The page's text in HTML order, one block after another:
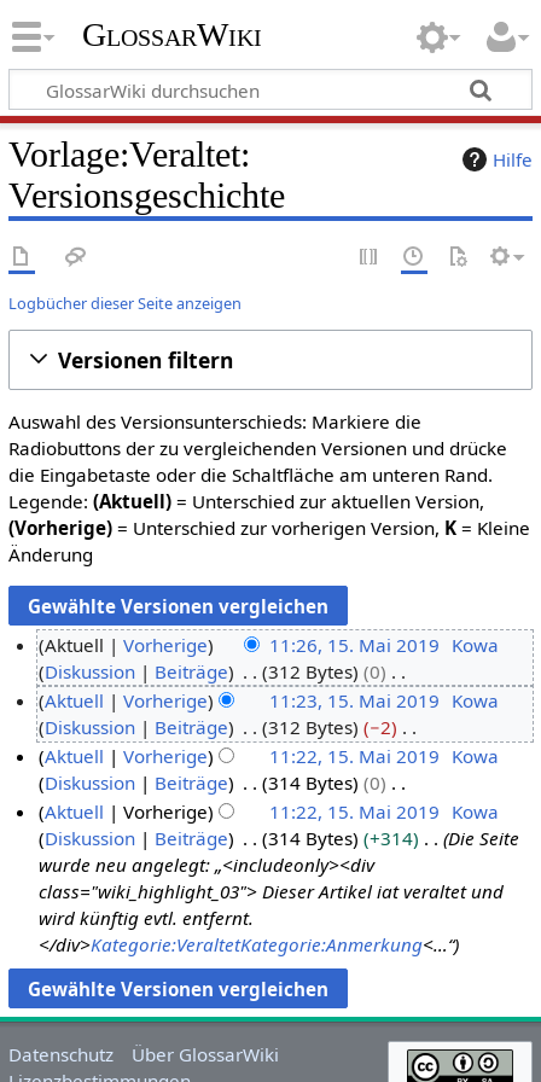
GlossarWiki
Hilfe
Vorlage:Veraltet:
Versionsgeschichte
Logbücher dieser Seite anzeigen
Versionen filtern
Auswahl des Versionsunterschieds: Markiere die
Radiobuttons der zu vergleichenden Versionen und drücke
die Eingabetaste oder die Schaltfläche am unteren Rand.
Legende: (Aktuell)= Unterschied zur aktuellen Version,
(Vorherige)= Unterschied zur vorherigen Version, K= Kleine
Änderung
5
M
Aktuell Vorherige 11:26, 15. Mai 2019 Kowa
Diskussion
Beiträge 312 Bytes
0
K
e
i
n
e
B
e
a
r
b
e
i
t
n
Aktuell Vorherige 11:23, 15. Mai 2019 Kowa
Diskussion
Beiträge 312 Bytes
−2
K
e
i
n
e
B
e
a
r
b
e
Aktuell Vorherige 11:22, 15. Mai 2019 Kowa
Diskussion
Beiträge 314 Bytes
0
K
e
i
n
e
B
e
a
r
b
e
Aktuell Vorherige 11:22, 15. Mai 2019 Kowa
Diskussion
Beiträge 314 Bytes +314
Die Seite
wurde neu angelegt: „<includeonly><div
class="wiki_highlight_03"> Dieser Artikel iat veraltet und
wird künftig evtl. entfernt.
</div>Kategorie:VeraltetKategorie:Anmerkung<…“
Datenschutz
Über GlossarWiki